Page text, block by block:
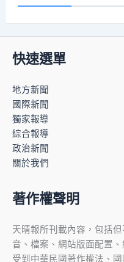
快速選單
地方新聞
國際新聞
獨家報導
綜合報導
政治新聞
關於我們
著作權聲明
天晴報所刊載內容，包括
音、檔案、網站版面配置
受到中華民國著作權法、